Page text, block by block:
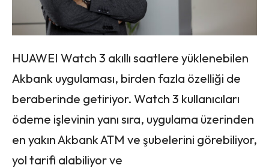
HUAWEI Watch 3 akıllı saatlere yüklenebilen
Akbank uygulaması, birden fazla özelliği de
beraberinde getiriyor. Watch 3 kullanıcıları
ödeme işlevinin yanı sıra, uygulama üzerinden
en yakın Akbank ATM ve şubelerini görebiliyor,
yol tarifi alabiliyor ve